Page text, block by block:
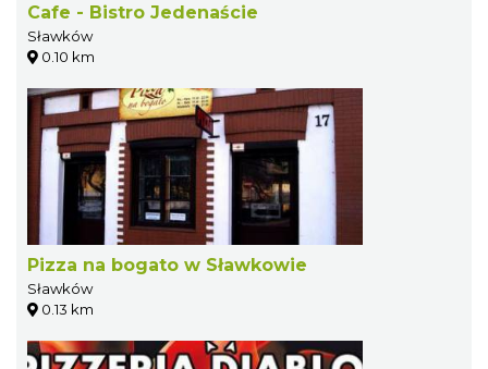
Cafe - Bistro Jedenaście
Sławków
0.10 km
Pizza na bogato w Sławkowie
Sławków
0.13 km